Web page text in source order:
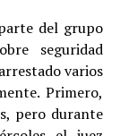
del grupo
seguridad
varios
Primero,
pero durante